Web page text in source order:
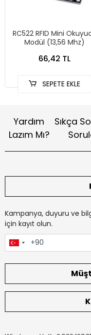
RC522 RFID Mini
Modül (13,56 Mhz)
66,42 TL
SEPETE EKLE
Yardım
Lazım Mı?
Sıkça
Kampanya, duyuru ve
için kayıt olun.